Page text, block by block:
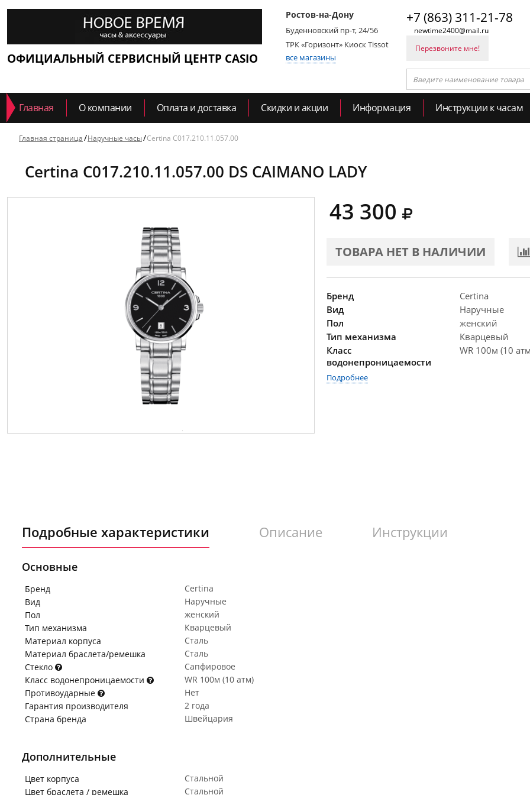
ОФИЦИАЛЬНЫЙ СЕРВИСНЫЙ ЦЕНТР CASIO
Ростов-на-Дону
Буденновский пр-т, 24/56
ТРК «Горизонт» Киоск Tissot
все магазины
+7 (863) 311-21-78
newtime2400@mail.ru
Перезвоните мне!
Главная О компании Оплата и доставка Скидки и акции Информация Инструкции к часам
Главная страница Наручные часы Certina C017.210.11.057.00
Certina C017.210.11.057.00 DS CAIMANO LADY
43 300
ТОВАРА НЕТ В НАЛИЧИИ
Бренд
Certina
Вид
Наручные
Пол
женский
Тип механизма
Кварцевый
Класс
водонепроницаемости
WR 100м (10
Подробнее
Подробные характеристики Описание Инструкции
Основные
Бренд
Certina
Вид
Наручные
Пол
женский
Тип механизма
Кварцевый
Материал корпуса
Сталь
Материал браслета/ремешка
Сталь
Стекло
Сапфировое
Класс водонепроницаемости
WR 100м (10 атм)
Противоударные
Нет
Гарантия производителя
2 года
Страна бренда
Швейцария
Дополнительные
Цвет корпуса
Стальной
Цвет браслета / ремешка
Стальной